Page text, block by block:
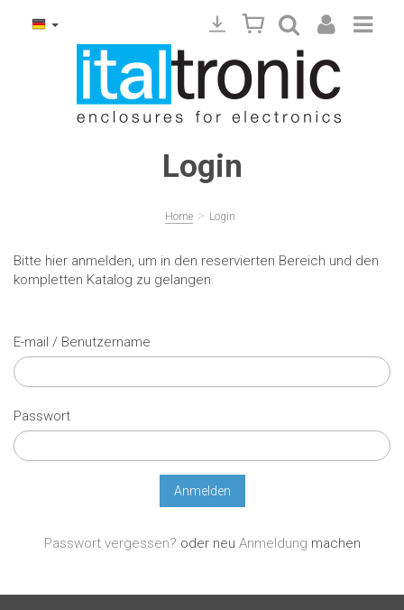
Login
Home > Login
Bitte hier anmelden, um in den reservierten Bereich und den
kompletten Katalog zu gelangen.
E-mail / Benutzername
Passwort
Passwort vergessen? oder neu Anmeldung machen